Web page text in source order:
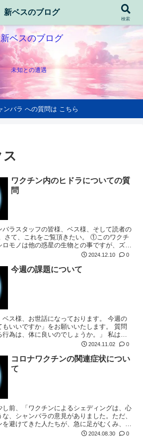
新ベスのブログ
未知との遭遇
ンバラ への質問は こちら
ワクチン内のヒドラについての質
問
ラスタッフの皆様、ベス様、そして読者の
さて、これをご覧頂きたい。 ①このワクチ
モノは他の惑星の生物との事ですが、ズバ
ですか？ Ａ. いえいえ、地球のものです。
2024.12.10 0
今週の課題について
ベス様、お世話になっております。 今週の
いいですか」をお願いいたします。 質問
行為は、体に良いのでしょうか。」 私は備
を沸かしたり芋を焼いたりして楽しんでいま
2024.11.02 0
コロナワクチンの関連症状につい
て
前、「ワクチンによるシェディングは、心
、シャンバラの意見がありました。ただ、
避けてきた人たちが、急に足がむくみ、心
に苦慮する人が、2名ありました。そして水
2024.08.30 0
新ベスのブログ
検索